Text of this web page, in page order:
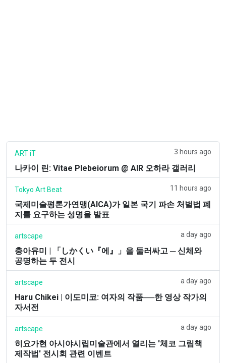
ART iT 3 hours ago
나카이 린: Vitae Plebeiorum @ AIR 오하라 갤러리
Tokyo Art Beat 11 hours ago
국제미술평론가연맹(AICA)가 일본 국기 파손 처벌법 폐
지를 요구하는 성명을 발표
artscape a day ago
충아유미 | 「しかくい『에』」을 둘러싸고 ─ 신체와
공명하는 두 전시
artscape a day ago
Haru Chikei | 이도미코: 여자의 작품──한 영상 작가의
자서전
artscape a day ago
히요가현 아시야시립미술관에서 열리는 '체코 그림책
제작법' 전시회 관련 이벤트